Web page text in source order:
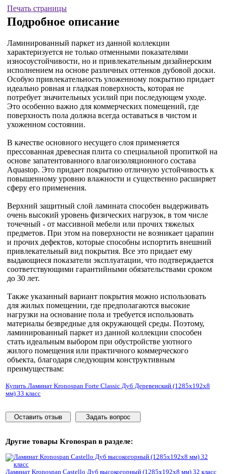
Печать страницы
Подробное описание
Ламинированный паркет из данной коллекции
характеризуется не только отменными показателями
износоустойчивости, но и привлекательным дизайнерским
исполнением на основе различных оттенков дубовой доски.
Особую привлекательность уложенному покрытию придает
идеально ровная и гладкая поверхность, которая не
потребует значительных усилий при последующем уходе.
Это особенно важно для коммерческих помещений, где
поверхность пола должна всегда оставаться в чистом и
ухоженном состоянии.
В качестве основного несущего слоя применяется
прессованная древесная плита со специальной пропиткой на
основе запатентованного влагоизоляционного состава
Aquastop. Это придает покрытию отличную устойчивость к
повышенному уровню влажности и существенно расширяет
сферу его применения.
Верхний защитный слой ламината способен выдерживать
очень высокий уровень физических нагрузок, в том числе
точечный - от массивной мебели или прочих тяжелых
предметов. При этом на поверхности не возникает царапин
и прочих дефектов, которые способны испортить внешний
привлекательный вид покрытия. Все это придает ему
выдающиеся показатели эксплуатации, что подтверждается
соответствующими гарантийными обязательствами сроком
до 30 лет.
Также указанный вариант покрытия можно использовать
для жилых помещении, где предполагаются высокие
нагрузки на основание пола и требуется использовать
материалы безвредные для окружающей среды. Поэтому,
ламинированный паркет из данной коллекции способен
стать идеальным выбором при обустройстве уютного
жилого помещения или практичного коммерческого
объекта, благодаря следующим конструктивным
преимуществам:
Купить Ламинат Kronospan Forte Classic Дуб Деревенский (1285x192x8
мм) 33 класс
Оставить отзыв Задать вопрос
Другие товары Kronospan в разделе:
Ламинат Kronospan Castello Дуб высокогорный (1285x192x8 мм) 32 класс